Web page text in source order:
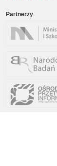
Partnerzy